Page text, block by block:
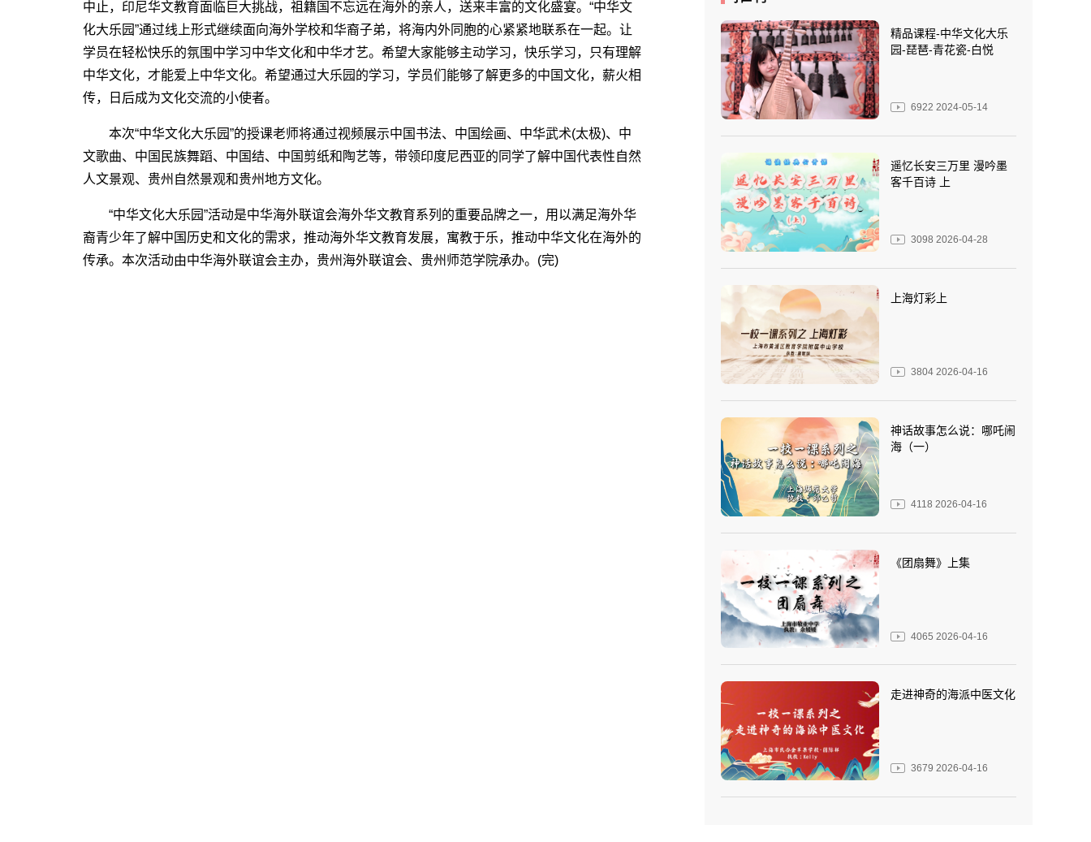
中止，印尼华文教育面临巨大挑战，祖籍国不忘远在海外的亲人，送来丰富的文化盛宴。“中华文
化大乐园”通过线上形式继续面向海外学校和华裔子弟，将海内外同胞的心紧紧地联系在一起。让
学员在轻松快乐的氛围中学习中华文化和中华才艺。希望大家能够主动学习，快乐学习，只有理解
中华文化，才能爱上中华文化。希望通过大乐园的学习，学员们能够了解更多的中国文化，薪火相
传，日后成为文化交流的小使者。
本次“中华文化大乐园”的授课老师将通过视频展示中国书法、中国绘画、中华武术(太极)、中
文歌曲、中国民族舞蹈、中国结、中国剪纸和陶艺等，带领印度尼西亚的同学了解中国代表性自然
人文景观、贵州自然景观和贵州地方文化。
“中华文化大乐园”活动是中华海外联谊会海外华文教育系列的重要品牌之一，用以满足海外华
裔青少年了解中国历史和文化的需求，推动海外华文教育发展，寓教于乐，推动中华文化在海外的
传承。本次活动由中华海外联谊会主办，贵州海外联谊会、贵州师范学院承办。(完)
精品课程-中华文化大乐
园-琵琶-青花瓷-白悦
6922 2024-05-14
遥忆长安三万里 漫吟墨
客千百诗 上
3098 2026-04-28
上海灯彩上
3804 2026-04-16
神话故事怎么说：哪吒闹
海（一）
4118 2026-04-16
《团扇舞》上集
4065 2026-04-16
走进神奇的海派中医文化
3679 2026-04-16